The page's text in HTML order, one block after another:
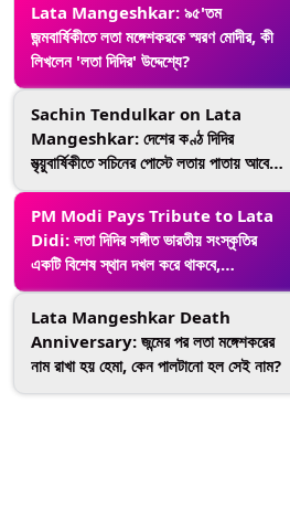
Lata Mangeshkar: ৯৫'তম
জন্মবার্ষিকীতে লতা মঙ্গেশকরকে স্মরণ মোদীর, কী
লিখলেন 'লতা দিদির' উদ্দেশ্যে?
Sachin Tendulkar on Lata
Mangeshkar: দেশের কণ্ঠ দিদির
মৃত্য়ুবার্ষিকীতে সচিনের পোস্টে লতায় পাতায় আবেগ
আর শ্রদ্ধা
PM Modi Pays Tribute to Lata
Didi: লতা দিদির সঙ্গীত ভারতীয় সংস্কৃতির
একটি বিশেষ স্থান দখল করে থাকবে,
জন্মবার্ষিকীতে টুইট মোদীর
Lata Mangeshkar Death
Anniversary: জন্মের পর লতা মঙ্গেশকরের
নাম রাখা হয় হেমা, কেন পালটানো হল সেই নাম?